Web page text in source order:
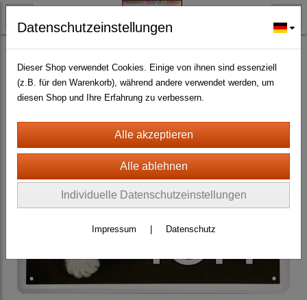
TYRISCH FAN-O-MENAL FANARTIKEL
Katzen
Schilder aller Art(116)
Datenschutzeinstellungen
Dieser Shop verwendet Cookies. Einige von ihnen sind essenziell
(z.B. für den Warenkorb), während andere verwendet werden, um
diesen Shop und Ihre Erfahrung zu verbessern.
Individuelle Datenschutzeinstellungen
Impressum Datenschutz